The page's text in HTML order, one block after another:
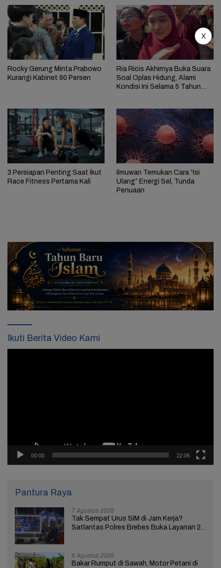
Rocky Gerung Minta Prabowo
Kurangi Kabinet 90 Persen
Ria Ricis Akhirnya Buka Suara
Soal Oplas Hidung, Alami
Kondisi Ini Selama 5 Tahun
3 Persiapan Penting Saat Ikut
Race Fitness Pertama Kali
Ilmuwan Temukan Cara “Isi
Ulang” Energi Sel, Tunda
Penuaan
Ikuti Berita Video Kami
00:00 22:06
Pantura Raya
7 Agustus 2026
Tak Sempat Urus SIM di Jam Kerja?
Satlantas Polres Brebes Buka Layanan 24
6 Agustus 2026
Bakar Rumput di Sawah, Motor Petani di
X